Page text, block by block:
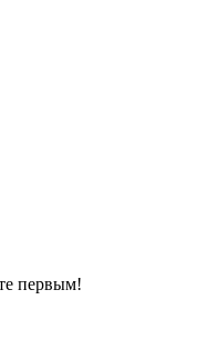
первым!